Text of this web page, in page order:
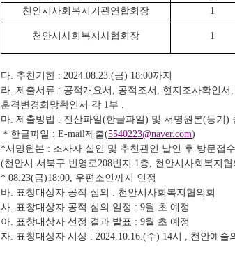
천안시사회복지기관연합회장 1
천안시사회복지사협회장 1
다. 추천기한 : 2024.08.23.(금) 18:00까지
라. 제출서류 : 공적개요서 , 공적조서 , 현지조사확인서 ,
훈격변경희망확인서 각 1부 .
마. 제출방법 : 전산파일(한글파일) 및 서명원본(등기)
＊ 한글파일 : E-mail제출(5540223@naver.com)
*서명원본 : 조사자 실인 및 추천관인 날인 후 방문접
(천안시 서북구 번영로208번지 1층, 천안시사회복지협
* 08.23(금)18:00, 우편소인까지 인정
바. 표창대상자 공적 심의 : 천안시사회복지협의회
사. 표창대상자 공적 심의 일정 : 9월 초 예정
아. 표창대상자 선정 결과 발표 : 9월 초 예정
자. 표창대상자 시상 : 2024.10.16.(수) 14시 , 천안예술